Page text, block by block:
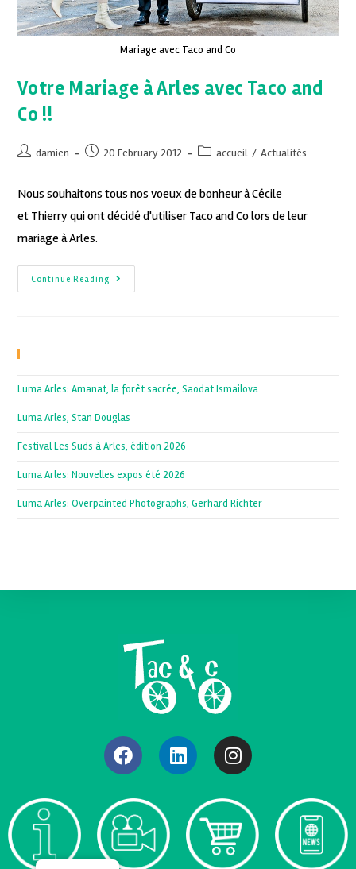
Mariage avec Taco and Co
Votre Mariage à Arles avec Taco and
Co !!
damien 20 February 2012 accueil / Actualités
Nous souhaitons tous nos voeux de bonheur à Cécile
et Thierry qui ont décidé d'utiliser Taco and Co lors de leur
mariage à Arles.
Continue Reading
Luma Arles: Amanat, la forêt sacrée, Saodat Ismailova
Luma Arles, Stan Douglas
Festival Les Suds à Arles, édition 2026
Luma Arles: Nouvelles expos été 2026
Luma Arles: Overpainted Photographs, Gerhard Richter